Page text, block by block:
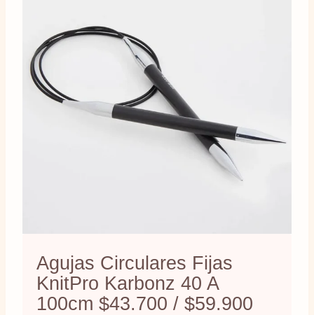
Agujas Circulares Fijas
KnitPro Karbonz 40 A
100cm $43.700 / $59.900